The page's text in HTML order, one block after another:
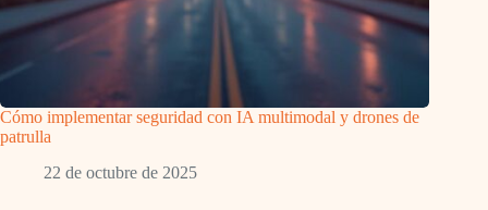
Cómo implementar seguridad con IA multimodal y drones de
patrulla
22 de octubre de 2025